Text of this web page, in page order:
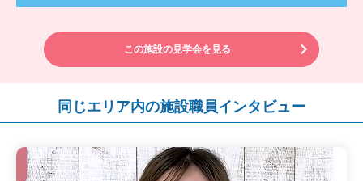
この施設の見学会を見る
同じエリア内の施設職員インタビュー